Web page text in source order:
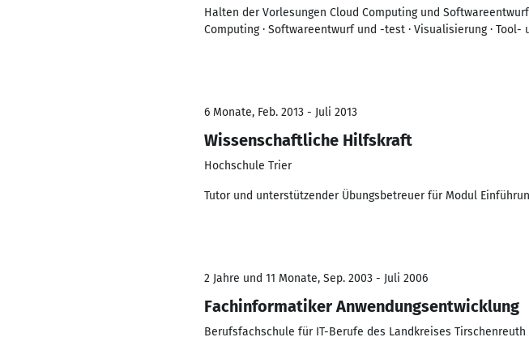
Halten der Vorlesungen Cloud Computing und
Computing · Softwareentwurf und -test · Visualisierung ·
6 Monate, Feb. 2013 - Juli 2013
Wissenschaftliche Hilfskraft
Hochschule Trier
Tutor und unterstützender Übungsbetreuer für Modul
2 Jahre und 11 Monate, Sep. 2003 - Juli 2006
Fachinformatiker Anwendungsentwicklung
Berufsfachschule für IT-Berufe des Landkreises Tirschenreuth